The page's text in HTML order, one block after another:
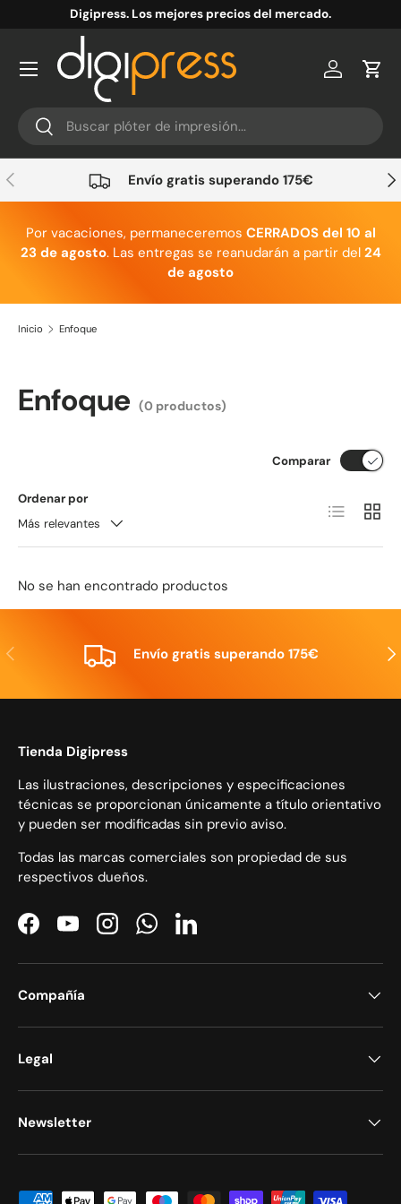
Ir al contenido
Digipress. Los mejores precios del mercado.
Buscar
Buscar
Cuenta
Anterior Envío gratis superando 175€
Por vacaciones, permaneceremos CERRADOS del 10 al
23 de agosto. Las entregas se reanudarán a partir del 24
de agosto
Inicio Enfoque
Enfoque (0 productos)
Ordenar por
Más relevantes
Comparar
Lista
No se han encontrado productos
Anterior Envío gratis superando 175€
Tienda Digipress
Las ilustraciones, descripciones y especificaciones
técnicas se proporcionan únicamente a título orientativo
y pueden ser modificadas sin previo aviso.
Todas las marcas comerciales son propiedad de sus
respectivos dueños.
FacebookYouTubeInstagramWhatsAppLinkedIn
Compañía
Legal
Newsletter
Formas de pago aceptadas